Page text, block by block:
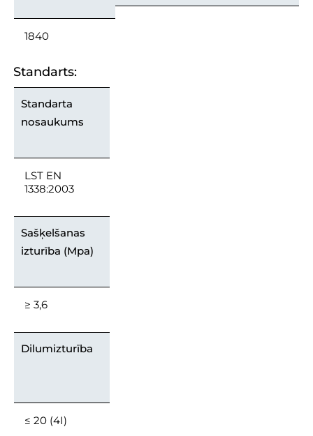
1840
Standarts:
Standarta
nosaukums
LST EN
1338:2003
Sašķelšanas
izturība (Mpa)
≥ 3,6
Dilumizturība
≤ 20 (4I)